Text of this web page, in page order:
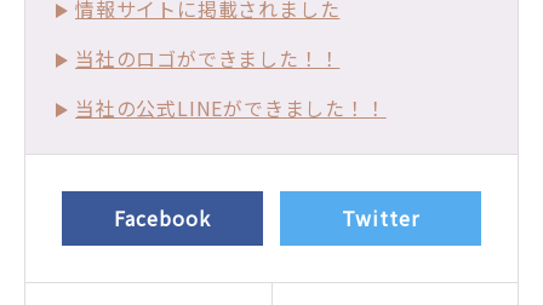
情報サイトに掲載されました
当社のロゴができました！！
当社の公式LINEができました！！
Facebook Twitter